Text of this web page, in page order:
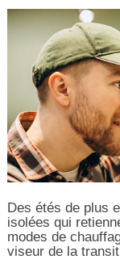
Des étés de plus
isolées qui
modes de
viseur de la